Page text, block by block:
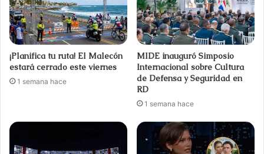
¡Planifica tu ruta! El Malecón
estará cerrado este viernes
1 semana hace
MIDE inauguró Simposio
Internacional sobre Cultura
de Defensa y Seguridad en
RD
1 semana hace